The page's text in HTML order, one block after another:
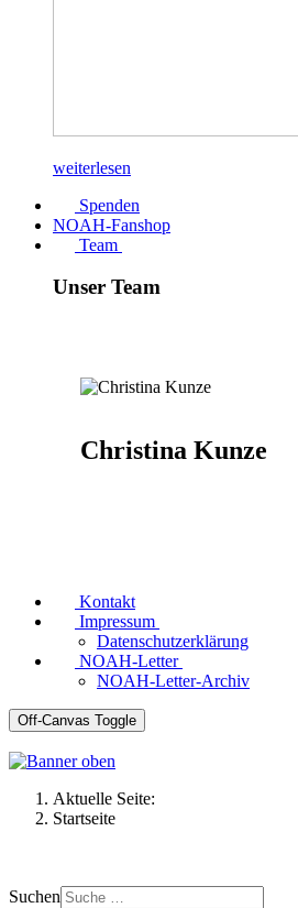
weiterlesen
Spenden
NOAH-Fanshop
Team
Unser Team
Christina Kunze
Kontakt
Impressum
Datenschutzerklärung
NOAH-Letter
NOAH-Letter-Archiv
Off-Canvas Toggle
Aktuelle Seite:
Startseite
Suchen